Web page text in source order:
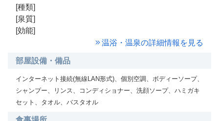
[種類]
[泉質]
[効能]
温浴・温泉の詳細情報を見る
部屋設備・備品
インターネット接続(無線LAN形式)、個別空調、ボディーソープ、
シャンプー、リンス、コンディショナー、洗顔ソープ、ハミガキ
セット、タオル、バスタオル